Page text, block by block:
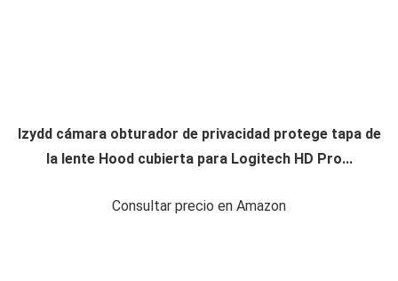
lzydd cámara obturador de privacidad protege tapa de
la lente Hood cubierta para Logitech HD Pro...
Consultar precio en Amazon